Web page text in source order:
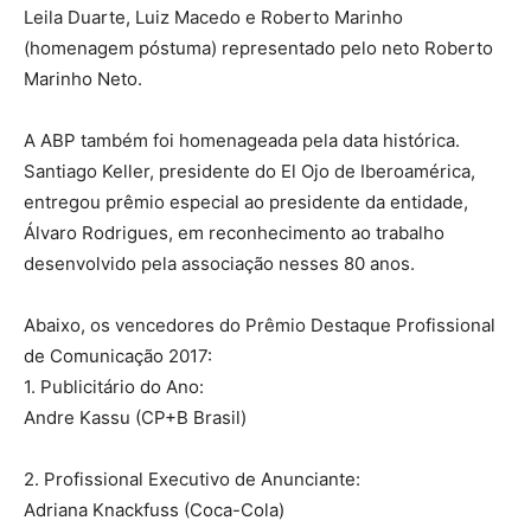
Leila Duarte, Luiz Macedo e Roberto Marinho
(homenagem póstuma) representado pelo neto Roberto
Marinho Neto.
A ABP também foi homenageada pela data histórica.
Santiago Keller, presidente do El Ojo de Iberoamérica,
entregou prêmio especial ao presidente da entidade,
Álvaro Rodrigues, em reconhecimento ao trabalho
desenvolvido pela associação nesses 80 anos.
Abaixo, os vencedores do Prêmio Destaque Profissional
de Comunicação 2017:
1. Publicitário do Ano:
Andre Kassu (CP+B Brasil)
2. Profissional Executivo de Anunciante:
Adriana Knackfuss (Coca-Cola)